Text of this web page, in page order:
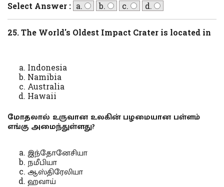
Select Answer : a. b. c. d.
25. The World's Oldest Impact Crater is located in
Indonesia
Namibia
Australia
Hawaii
மோதலால் உருவான உலகின் பழமையான பள்ளம்
எங்கு அமைந்துள்ளது?
இந்தோனேசியா
நமீபியா
ஆஸ்திரேலியா
ஹவாய்